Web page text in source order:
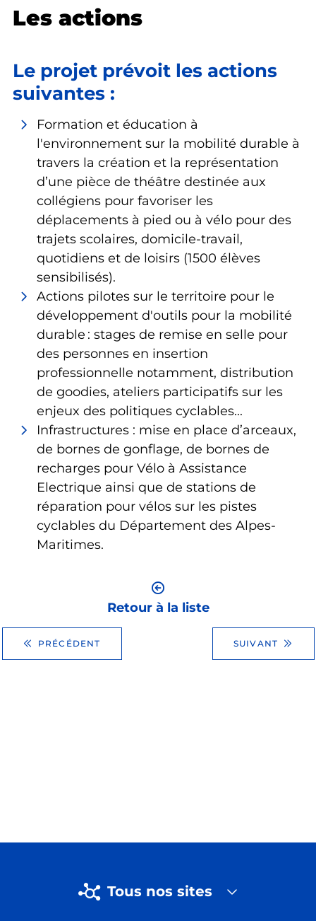
Les actions
Le projet prévoit les actions
suivantes :
Formation et éducation à
l'environnement sur la mobilité durable à
travers la création et la représentation
d’une pièce de théâtre destinée aux
collégiens pour favoriser les
déplacements à pied ou à vélo pour des
trajets scolaires, domicile-travail,
quotidiens et de loisirs (1500 élèves
sensibilisés).
Actions pilotes sur le territoire pour le
développement d'outils pour la mobilité
durable : stages de remise en selle pour
des personnes en insertion
professionnelle notamment, distribution
de goodies, ateliers participatifs sur les
enjeux des politiques cyclables...
Infrastructures : mise en place d’arceaux,
de bornes de gonflage, de bornes de
recharges pour Vélo à Assistance
Electrique ainsi que de stations de
réparation pour vélos sur les pistes
cyclables du Département des Alpes-
Maritimes.
PRÉCÉDENT
Retour à la liste
SUIVANT
Tous nos sites